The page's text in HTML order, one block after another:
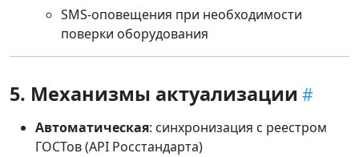
SMS-оповещения при необходимости
поверки оборудования
5. Механизмы актуализации
Автоматическая: синхронизация с реестром
ГОСТов (API Росстандарта)